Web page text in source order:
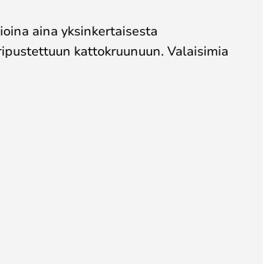
aina yksinkertaisesta
kattokruunuun. Valaisimia
valaisimien kanssa, jotka
perustama belgialainen
röyhelöitä. Valaisimet
jotka tarjoavat
välisen vuorovaikutuksen.